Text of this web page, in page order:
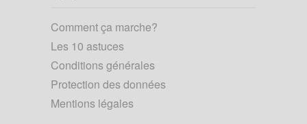
Comment ça marche?
Les 10 astuces
Conditions générales
Protection des données
Mentions légales